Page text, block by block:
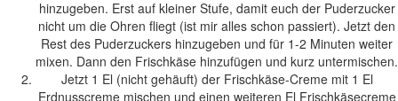
hinzugeben. Erst auf kleiner Stufe, damit euch der Puderzucker
nicht um die Ohren fliegt (ist mir alles schon passiert). Jetzt den
Rest des Puderzuckers hinzugeben und für 1-2 Minuten weiter
mixen. Dann den Frischkäse hinzufügen und kurz untermischen.
Jetzt 1 El (nicht gehäuft) der Frischkäse-Creme mit 1 El
Erdnusscreme mischen und einen weiteren El Frischkäsecreme